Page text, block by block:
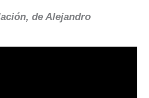
de Alejandro